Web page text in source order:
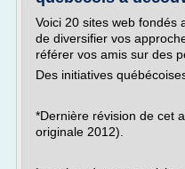
Voici 20 sites web fondés
de diversifier vos
référer vos amis sur des
Des initiatives
*Dernière révision de cet
originale 2012).